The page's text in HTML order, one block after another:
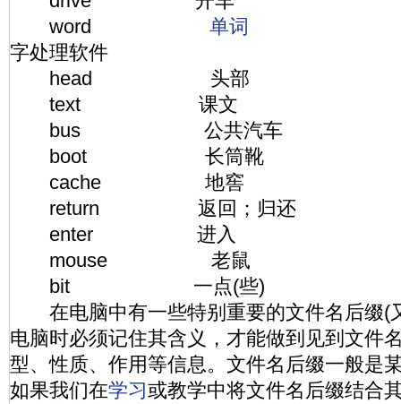
word 单词
字处理软件
head 头部
text 课文 文
bus 公共汽车
boot 长筒靴 引导
cache 地窖 高速缓
return 返回；归还
enter 进入 回
mouse 老鼠
bit 一点(些) 计算机存
在电脑中有一些特别重要的文件名后缀(
电脑时必须记住其含义，才能做到见到文件
型、性质、作用等信息。文件名后缀一般是
如果我们在学习或教学中将文件名后缀结合